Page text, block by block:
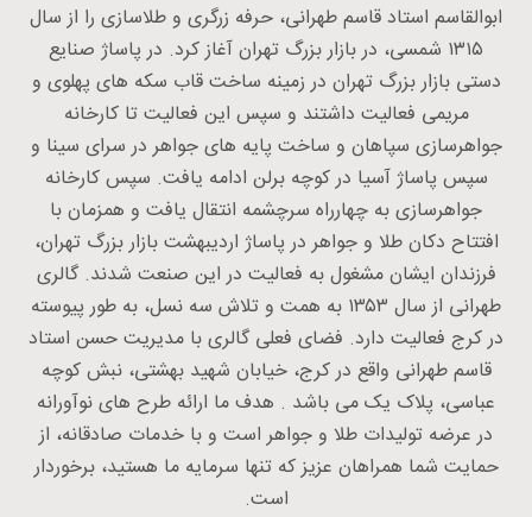
ابوالقاسم استاد قاسم طهرانی، حرفه زرگری و طلاسازی را از سال
۱۳۱۵ شمسی، در بازار بزرگ تهران آغاز کرد. در پاساژ صنایع
دستی بازار بزرگ تهران در زمینه ساخت قاب سکه های پهلوی و
مریمی فعالیت داشتند و سپس این فعالیت تا کارخانه
جواهرسازی سپاهان و ساخت پایه های جواهر در سرای سینا و
سپس پاساژ آسیا در کوچه برلن ادامه یافت. سپس کارخانه
جواهرسازی به چهارراه سرچشمه انتقال یافت و همزمان با
افتتاح دکان طلا و جواهر در پاساژ اردیبهشت بازار بزرگ تهران،
فرزندان ایشان مشغول به فعالیت در این صنعت شدند. گالری
طهرانی از سال ۱۳۵۳ به همت و تلاش سه نسل، به طور پیوسته
در کرج فعالیت دارد. فضای فعلی گالری با مدیریت حسن استاد
قاسم طهرانی واقع در کرج، خیابان شهید بهشتی، نبش کوچه
عباسی، پلاک یک می باشد . هدف ما ارائه طرح های نوآورانه
در عرضه تولیدات طلا و جواهر است و با خدمات صادقانه، از
حمایت شما همراهان عزیز که تنها سرمایه ما هستید، برخوردار
است.